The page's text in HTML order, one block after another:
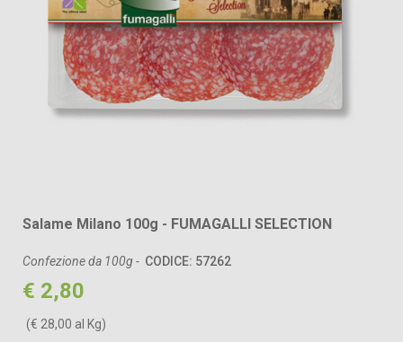
Salame Milano 100g - FUMAGALLI SELECTION
Confezione da 100g - CODICE: 57262
€ 2,80
(€ 28,00 al Kg)